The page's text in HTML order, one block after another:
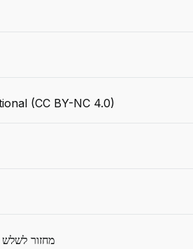
(CC BY-NC 4.0)
מחזור לשלש